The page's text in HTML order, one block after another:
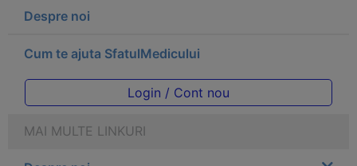
Despre noi
Cum te ajuta SfatulMedicului
Login / Cont nou
MAI MULTE LINKURI